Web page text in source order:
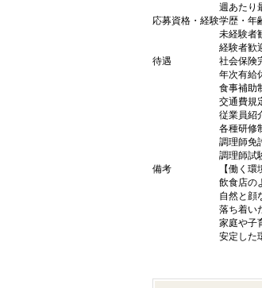
週あたり
応募資格・経験学歴・年
未経験者
経験者歓
待遇
社会保険
年次有給
食事補助
交通費規
従業員紹
各種研修
調理師免
調理師試
備考
【働く環
飲食店の
自然と顔
落ち着い
家庭や子
安定した